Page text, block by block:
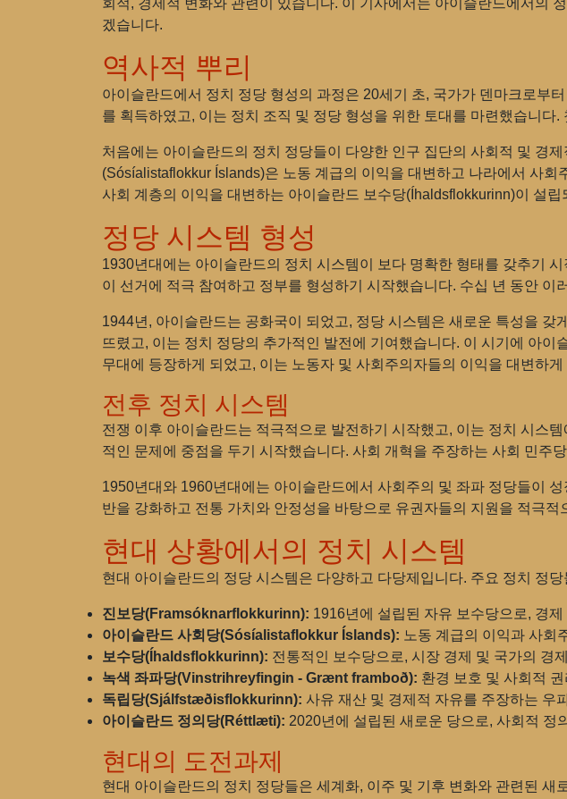
회적, 경제적 변화와 관련이 있습니다. 이 기사에서는 아이슬란드에서의
겠습니다.
역사적 뿌리
아이슬란드에서 정치 정당 형성의 과정은 20세기 초, 국가가 덴마크로부
를 획득하였고, 이는 정치 조직 및 정당 형성을 위한 토대를 마련했습니
처음에는 아이슬란드의 정치 정당들이 다양한 인구 집단의 사회적 및 경
(Sósíalistaflokkur Íslands)은 노동 계급의 이익을 대변하고 나라에서 사
사회 계층의 이익을 대변하는 아이슬란드 보수당(Íhaldsflokkurinn)이 설립
정당 시스템 형성
1930년대에는 아이슬란드의 정치 시스템이 보다 명확한 형태를 갖추기
이 선거에 적극 참여하고 정부를 형성하기 시작했습니다. 수십 년 동안
1944년, 아이슬란드는 공화국이 되었고, 정당 시스템은 새로운 특성을
뜨렸고, 이는 정치 정당의 추가적인 발전에 기여했습니다. 이 시기에 아
무대에 등장하게 되었고, 이는 노동자 및 사회주의자들의 이익을 대변하게
전후 정치 시스템
전쟁 이후 아이슬란드는 적극적으로 발전하기 시작했고, 이는 정치 시스
적인 문제에 중점을 두기 시작했습니다. 사회 개혁을 주장하는 사회 민주
1950년대와 1960년대에는 아이슬란드에서 사회주의 및 좌파 정당들이
반을 강화하고 전통 가치와 안정성을 바탕으로 유권자들의 지원을 적극적
현대 상황에서의 정치 시스템
현대 아이슬란드의 정당 시스템은 다양하고 다당제입니다. 주요 정치 정
진보당(Framsóknarflokkurinn): 1916년에 설립된 자유 보수당으로, 경
아이슬란드 사회당(Sósíalistaflokkur Íslands): 노동 계급의 이익과 사회
보수당(Íhaldsflokkurinn): 전통적인 보수당으로, 시장 경제 및 국가의 경
녹색 좌파당(Vinstrihreyfingin - Grænt framboð): 환경 보호 및 사회적
독립당(Sjálfstæðisflokkurinn): 사유 재산 및 경제적 자유를 주장하는 우
아이슬란드 정의당(Réttlæti): 2020년에 설립된 새로운 당으로, 사회적 정
현대의 도전과제
현대 아이슬란드의 정치 정당들은 세계화, 이주 및 기후 변화와 관련된